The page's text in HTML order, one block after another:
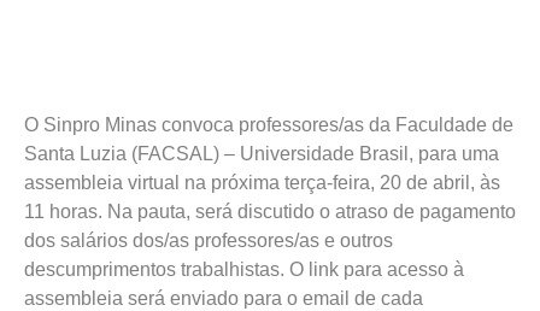
O Sinpro Minas convoca professores/as da Faculdade de
Santa Luzia (FACSAL) – Universidade Brasil, para uma
assembleia virtual na próxima terça-feira, 20 de abril, às
11 horas. Na pauta, será discutido o atraso de pagamento
dos salários dos/as professores/as e outros
descumprimentos trabalhistas. O link para acesso à
assembleia será enviado para o email de cada